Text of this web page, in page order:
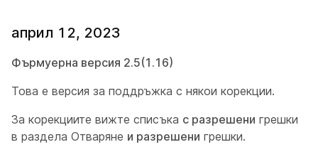
април 12, 2023
Фърмуерна версия 2.5(1.16)
Това е версия за поддръжка с някои корекции.
За корекциите вижте списъка с разрешени грешки
в раздела Отваряне и разрешени грешки.